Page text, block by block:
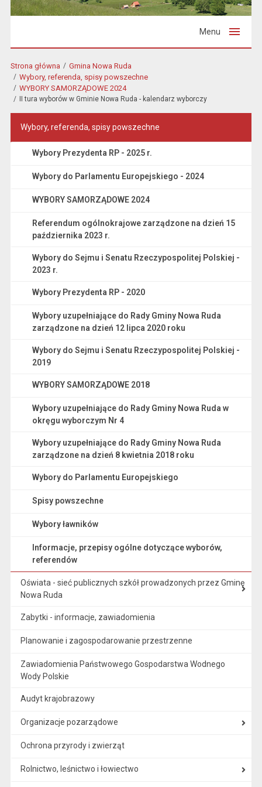
Menu
Strona główna
Gmina Nowa Ruda
Wybory, referenda, spisy powszechne
WYBORY SAMORZĄDOWE 2024
II tura wyborów w Gminie Nowa Ruda - kalendarz wyborczy
Wybory, referenda, spisy powszechne
Wybory Prezydenta RP - 2025 r.
Wybory do Parlamentu Europejskiego - 2024
WYBORY SAMORZĄDOWE 2024
Referendum ogólnokrajowe zarządzone na dzień 15
października 2023 r.
Wybory do Sejmu i Senatu Rzeczypospolitej Polskiej -
2023 r.
Wybory Prezydenta RP - 2020
Wybory uzupełniające do Rady Gminy Nowa Ruda
zarządzone na dzień 12 lipca 2020 roku
Wybory do Sejmu i Senatu Rzeczypospolitej Polskiej -
2019
WYBORY SAMORZĄDOWE 2018
Wybory uzupełniające do Rady Gminy Nowa Ruda w
okręgu wyborczym Nr 4
Wybory uzupełniające do Rady Gminy Nowa Ruda
zarządzone na dzień 8 kwietnia 2018 roku
Wybory do Parlamentu Europejskiego
Spisy powszechne
Wybory ławników
Informacje, przepisy ogólne dotyczące wyborów,
referendów
Oświata - sieć publicznych szkół prowadzonych przez Gminę
Nowa Ruda
Zabytki - informacje, zawiadomienia
Planowanie i zagospodarowanie przestrzenne
Zawiadomienia Państwowego Gospodarstwa Wodnego
Wody Polskie
Audyt krajobrazowy
Organizacje pozarządowe
Ochrona przyrody i zwierząt
Rolnictwo, leśnictwo i łowiectwo